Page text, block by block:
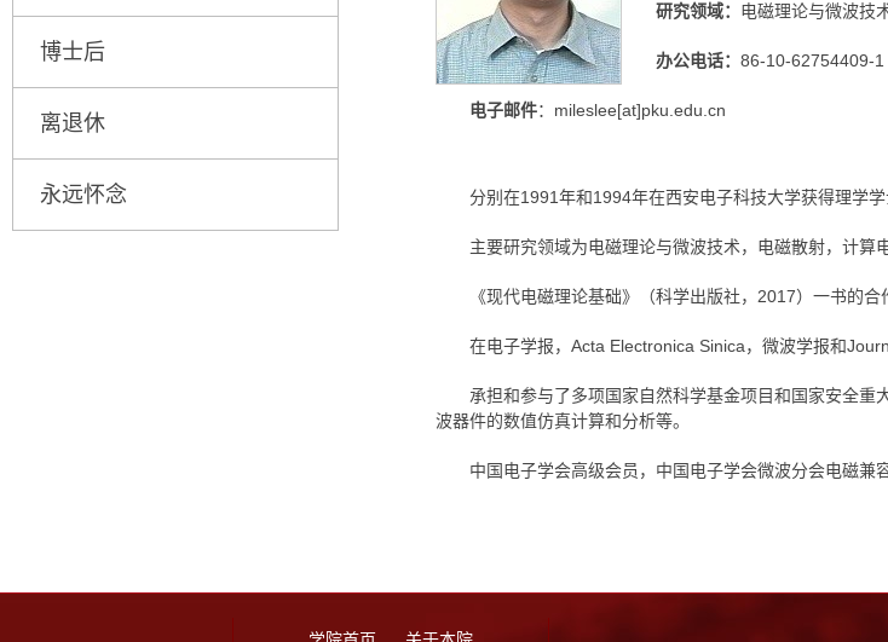
博士后
离退休
永远怀念
研究领域： 电磁理论与微波技
办公电话： 86-10-62754409-1
电子邮件：mileslee[at]pku.edu.cn
分别在1991年和1994年在西安电子科技大学获得理学
主要研究领域为电磁理论与微波技术，电磁散射，计算
《现代电磁理论基础》（科学出版社，2017）一书的合
在电子学报，Acta Electronica Sinica，微波学报和
承担和参与了多项国家自然科学基金项目和国家安全
波器件的数值仿真计算和分析等。
中国电子学会高级会员，中国电子学会微波分会电磁兼